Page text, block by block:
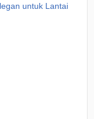
untuk Lantai